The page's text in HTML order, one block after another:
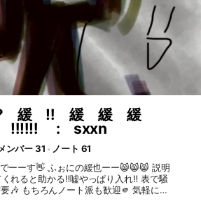
緩 ‼️ 緩 緩 緩
‼️‼️‼️ : sxxn
メンバー 31
ノート 61
也ーー😸😸😸 説明
ると助かる‼️嘘やっぱり入れ‼️ 表で騒
気軽に騒